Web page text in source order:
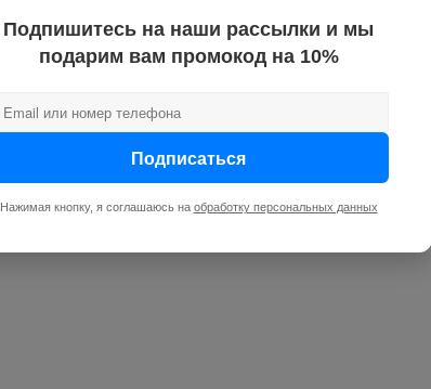
PROотопление предлагает услуги по
Воронеже. Выполним работы качественно в
Подпишитесь на наши рассылки и мы
подарим вам промокод на 10%
Подписаться
Нажимая кнопку, я соглашаюсь на обработку персональных данных